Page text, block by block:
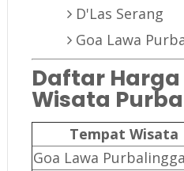
D'Las Serang
Goa Lawa
Daftar Harga
Wisata
Tempat Wisata
Goa Lawa Purbalingga